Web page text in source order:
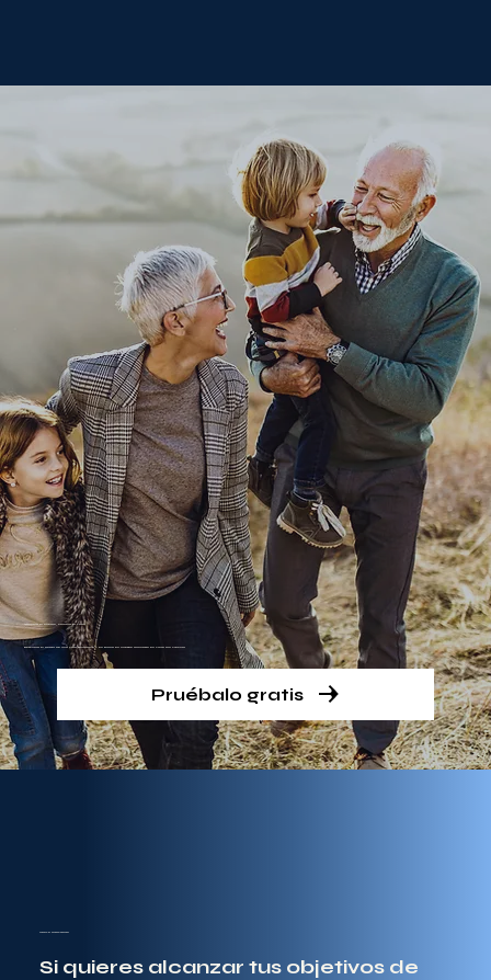
¡Cambia tu cuerpo, cambia tu vida!
Descubra el poder de una vida saludable y en forma en nuestro gimnasio en Horb am Neckar
Pruébalo gratis
Apoyo individual
Si quieres alcanzar tus objetivos de